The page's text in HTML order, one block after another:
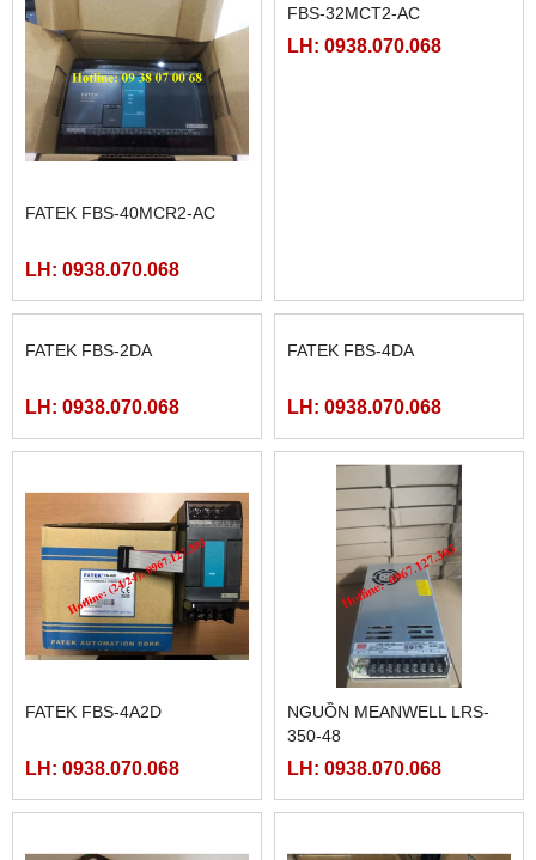
FATEK FBS-40MCR2-AC
LH: 0938.070.068
FATEK FBS-2DA
LH: 0938.070.068
FATEK FBS-4DA
LH: 0938.070.068